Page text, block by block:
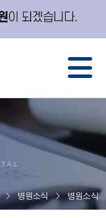
병원소식 병원소식